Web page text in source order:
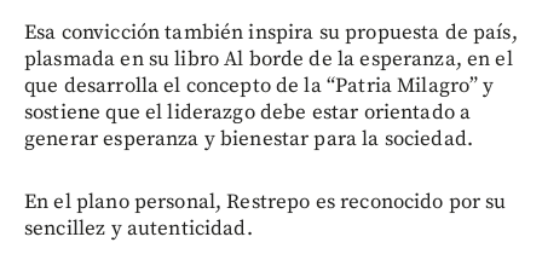
Esa convicción también inspira su propuesta de país,
plasmada en su libro Al borde de la esperanza, en el
que desarrolla el concepto de la “Patria Milagro” y
sostiene que el liderazgo debe estar orientado a
generar esperanza y bienestar para la sociedad.
En el plano personal, Restrepo es reconocido por su
sencillez y autenticidad.